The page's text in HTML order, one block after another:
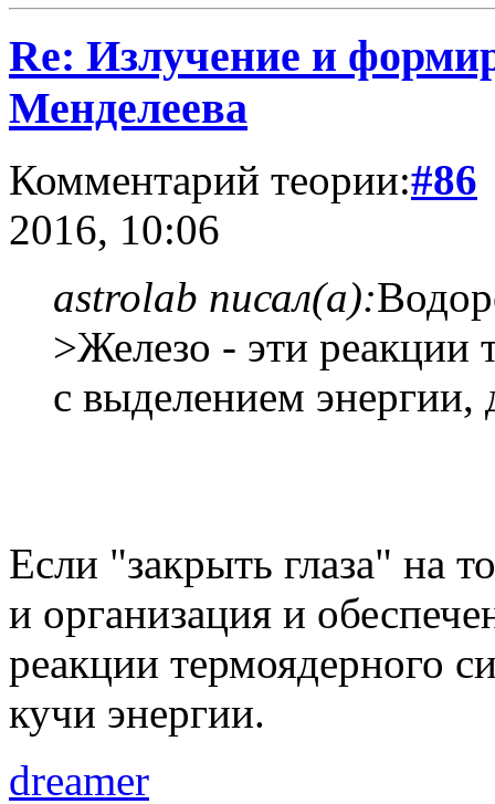
Re: Излучение и
Менделеева
Комментарий теории:#86
2016, 10:06
astrolab писал(а):
>Железо - эти реакции
с выделением энергии,
Если "закрыть глаза" на
и организация и
реакции термоядерного
кучи энергии.
dreamer